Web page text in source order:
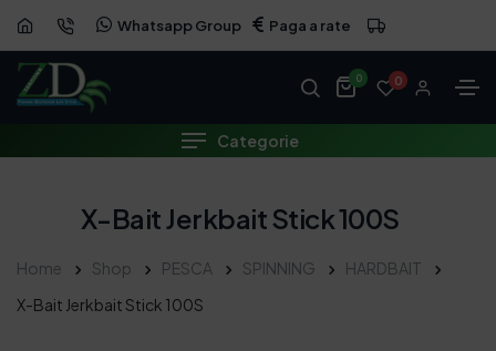
Whatsapp Group Paga a rate
0 0
Categorie
X-Bait Jerkbait Stick 100S
Home Shop PESCA SPINNING
HARDBAIT
X-Bait Jerkbait Stick 100S